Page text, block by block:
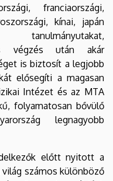
franciaországi,
kínai, japán
végzés után akár
is biztosít a legjobb
elősegíti a magasan
Intézet és az MTA
folyamatosan bővülő
legnagyobb
előtt nyitott a
számos különböző